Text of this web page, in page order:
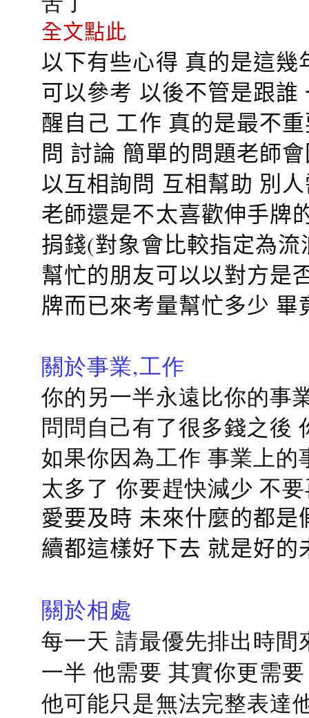
全文點此
以下有些心得 真的是這
可以參考 以後不管是跟
醒自己 工作 真的是最不
問 討論 簡單的問題老師
以互相詢問 互相幫助 別
老師還是不太喜歡伸手牌
捐錢(對象會比較指定為
幫忙的朋友可以以對方是
牌而已來考量幫忙多少
關於事業,工作
你的另一半永遠比你的事
問問自己有了很多錢之後
如果你因為工作 事業上
太多了 你要趕快減少 不
愛要及時 未來什麼的都
續都這樣好下去 就是好的
關於相處
每一天 請最優先排出時
一半 他需要 其實你更需要
他可能只是無法完整表達